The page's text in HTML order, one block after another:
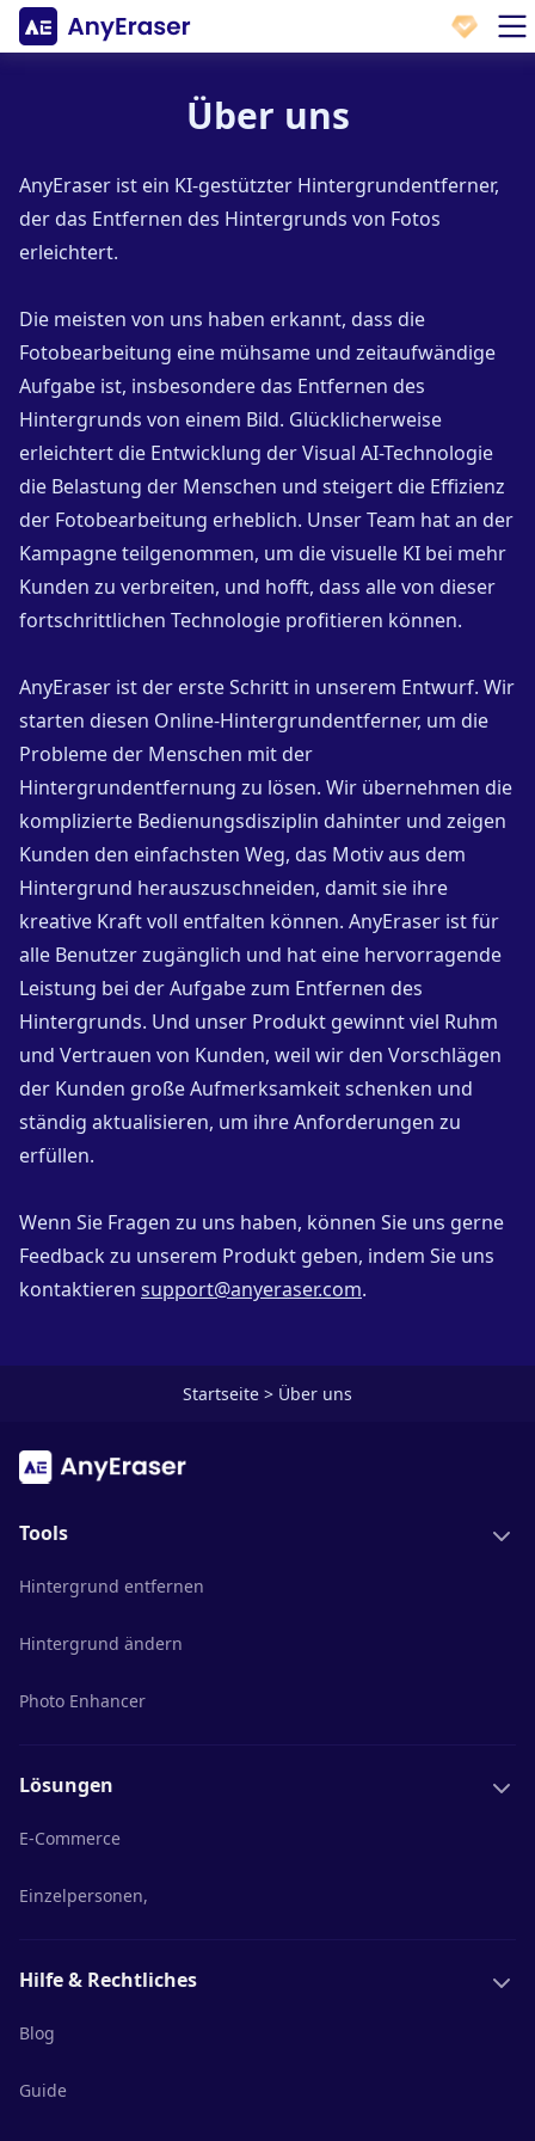
Über uns
AnyEraser ist ein KI-gestützter Hintergrundentferner,
der das Entfernen des Hintergrunds von Fotos
erleichtert.
Die meisten von uns haben erkannt, dass die
Fotobearbeitung eine mühsame und zeitaufwändige
Aufgabe ist, insbesondere das Entfernen des
Hintergrunds von einem Bild. Glücklicherweise
erleichtert die Entwicklung der Visual AI-Technologie
die Belastung der Menschen und steigert die Effizienz
der Fotobearbeitung erheblich. Unser Team hat an der
Kampagne teilgenommen, um die visuelle KI bei mehr
Kunden zu verbreiten, und hofft, dass alle von dieser
fortschrittlichen Technologie profitieren können.
AnyEraser ist der erste Schritt in unserem Entwurf. Wir
starten diesen Online-Hintergrundentferner, um die
Probleme der Menschen mit der
Hintergrundentfernung zu lösen. Wir übernehmen die
komplizierte Bedienungsdisziplin dahinter und zeigen
Kunden den einfachsten Weg, das Motiv aus dem
Hintergrund herauszuschneiden, damit sie ihre
kreative Kraft voll entfalten können. AnyEraser ist für
alle Benutzer zugänglich und hat eine hervorragende
Leistung bei der Aufgabe zum Entfernen des
Hintergrunds. Und unser Produkt gewinnt viel Ruhm
und Vertrauen von Kunden, weil wir den Vorschlägen
der Kunden große Aufmerksamkeit schenken und
ständig aktualisieren, um ihre Anforderungen zu
erfüllen.
Wenn Sie Fragen zu uns haben, können Sie uns gerne
Feedback zu unserem Produkt geben, indem Sie uns
kontaktieren support@anyeraser.com.
Startseite > Über uns
Tools
Hintergrund entfernen
Hintergrund ändern
Photo Enhancer
Lösungen
E-Commerce
Einzelpersonen,
Hilfe & Rechtliches
Blog
Guide